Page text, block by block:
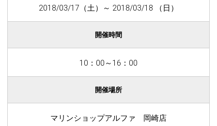
2018/03/17（土）～ 2018/03/18 （日）
開催時間
10：00～16：00
開催場所
マリンショップアルファ 岡崎店